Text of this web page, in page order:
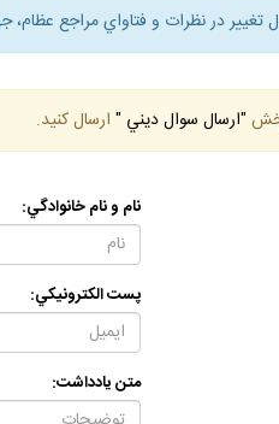
تغيير در نظرات و فتاواي مراجع
"ارسال سوال ديني " ارسال كنيد.
نام و نام خانوادگي:
پست الكترونيكي:
متن يادداشت: